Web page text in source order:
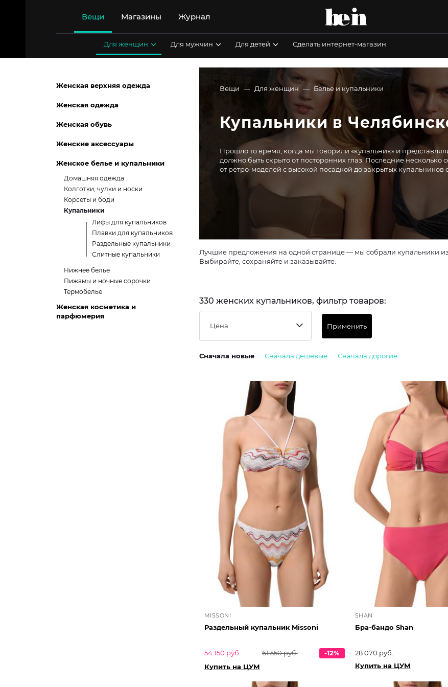
Вещи Магазины Журнал
Для женщин Для мужчин Для детей Сделать интернет-магазин
Вещи Для женщин Белье и купальники
Купальники в
Прошло то время, когда мы говорили «купальник» и
должно быть скрыто от посторонних глаз. Последние
от ретро-моделей с высокой посадкой до закрытых
Лучшие предложения на одной странице — мы собрали купальники из
Выбирайте, сохраняйте и заказывайте.
330 женских купальников, фильтр товаров:
Цена Применить
Сначала новые Сначала дешёвые Сначала дорогие
MISSONI
Раздельный купальник Missoni
54 150 руб. 61 550 руб.
-12%
Купить на ЦУМ
SHAN
Бра-бандо Shan
28 070 руб.
Купить на ЦУМ
Женская верхняя одежда
Женская одежда
Женская обувь
Женские аксессуары
Женское белье и купальники
Домашняя одежда
Колготки, чулки и носки
Корсеты и боди
Купальники
Лифы для купальников
Плавки для купальников
Раздельные купальники
Слитные купальники
Нижнее белье
Пижамы и ночные сорочки
Термобелье
Женская косметика и
парфюмерия